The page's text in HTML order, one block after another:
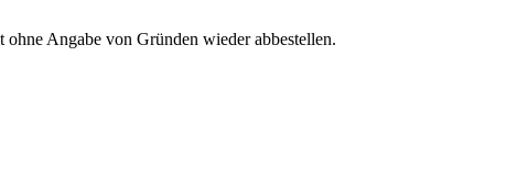
Angabe von Gründen wieder abbestellen.